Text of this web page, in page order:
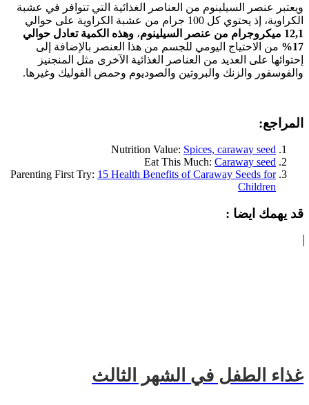
ويعتبر عنصر السيلينوم من العناصر الغذائية التي تتوافر في عشبة
الكراوية، إذ يحتوي كل 100 جرام من عشبة الكراوية على حوالي
12,1 ميكروجرام
من عنصر السيلينوم، وهذه الكمية تعادل حوالي
17%
من الاحتياج اليومي للجسم من هذا العنصر بالإضافة إلى
إحتوائها على العديد من العناصر الغذائية الآخرى مثل المنجنيز
والفوسفور والزنك والبروتين والصوديوم وحمض الفوليك وغيرها.
المراجع:
Nutrition Value: Spices, caraway seed
Eat This Much: Caraway seed
Parenting First Try: 15 Health Benefits of Caraway Seeds for
Children
قد يهمك ايضا :
غذاء الطفل في الشهر الثالث